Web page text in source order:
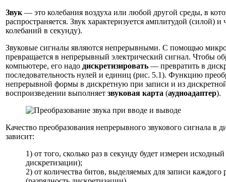
Звук — это колебания воздуха или любой другой среды, в
распространяется. Звук характеризуется амплитудой (силой) и
колебаний в секунду).
Звуковые сигналы являются непрерывными. С помощью
превращается в непрерывный электрический сигнал. Чтобы
компьютере, его надо дискретизировать — превратить в
последовательность нулей и единиц (рис. 5.1). Функцию
непрерывной формы в дискретную при записи и из
воспроизведении выполняет звуковая карта (аудиоадаптер).
Качество преобразования непрерывного звукового сигнала в
зависит:
1) от того, сколько раз в секунду будет измерен
дискретизации);
2) от количества битов, выделяемых для записи каждого